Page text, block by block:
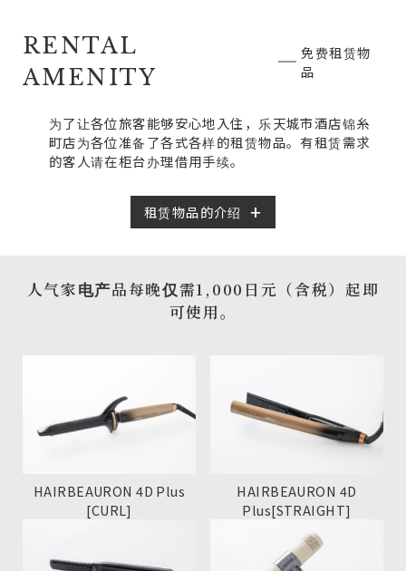
RENTAL
AMENITY
免费租赁物
品
为了让各位旅客能够安心地入住，乐天城市酒店锦糸
町店为各位准备了各式各样的租赁物品。有租赁需求
的客人请在柜台办理借用手续。
租赁物品的介绍
人气家电产品每晚仅需1,000日元（含税）起即
可使用。
HAIRBEAURON 4D Plus
[CURL]
HAIRBEAURON 4D
Plus[STRAIGHT]